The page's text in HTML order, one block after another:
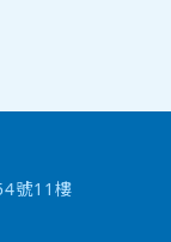
號11樓